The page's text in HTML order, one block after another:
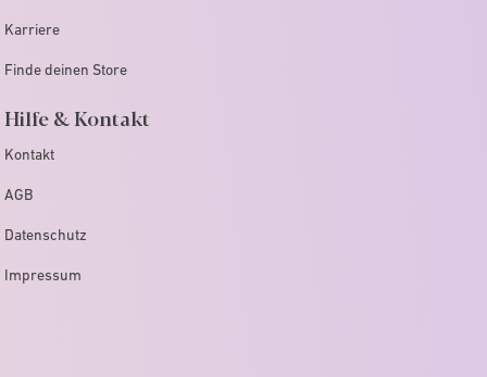
Karriere
Finde deinen Store
Hilfe & Kontakt
Kontakt
AGB
Datenschutz
Impressum